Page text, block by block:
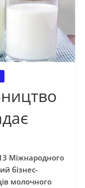
Міжнародного
бізнес-
молочного